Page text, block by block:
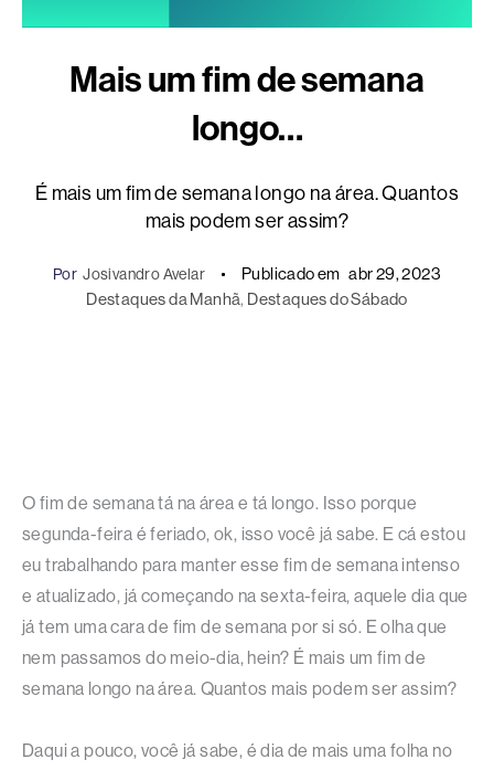
Mais um fim de semana
longo…
É mais um fim de semana longo na área. Quantos
mais podem ser assim?
Por Josivandro Avelar Publicado em abr 29, 2023
Destaques da Manhã, Destaques do Sábado
O fim de semana tá na área e tá longo. Isso porque
segunda-feira é feriado, ok, isso você já sabe. E cá estou
eu trabalhando para manter esse fim de semana intenso
e atualizado, já começando na sexta-feira, aquele dia que
já tem uma cara de fim de semana por si só. E olha que
nem passamos do meio-dia, hein? É mais um fim de
semana longo na área. Quantos mais podem ser assim?
Daqui a pouco, você já sabe, é dia de mais uma folha no